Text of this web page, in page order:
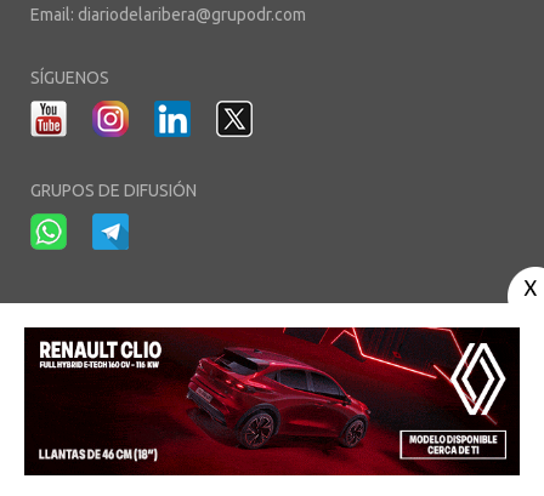
Email: diariodelaribera@grupodr.com
SÍGUENOS
GRUPOS DE DIFUSIÓN
Aviso Legal - Política de Privacidad-Política de Cookies - Área privada
© Copyright 2003 - 2026. diariodelaribera.net ®. Desarrollo porMultimedia